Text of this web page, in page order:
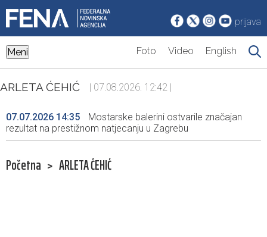
prijava
Meni Foto Video English
ARLETA ĆEHIĆ | 07.08.2026. 12:42 |
07.07.2026 14:35
Mostarske balerini ostvarile značajan
rezultat na prestižnom natjecanju u Zagrebu
Početna > ARLETA ĆEHIĆ